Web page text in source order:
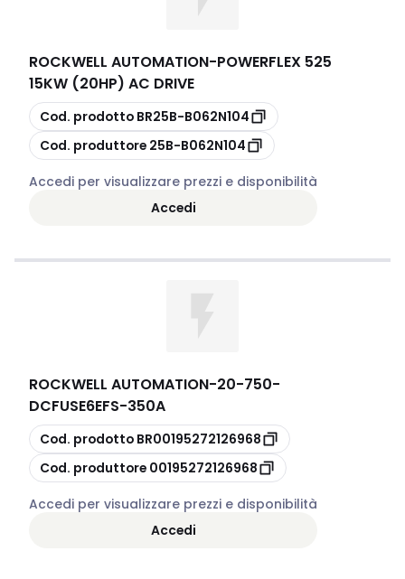
ROCKWELL AUTOMATION-POWERFLEX 525
15KW (20HP) AC DRIVE
copia
Cod. prodotto BR25B-B062N104
copia
Cod. produttore 25B-B062N104
Accedi per visualizzare prezzi e disponibilità
Accedi
ROCKWELL AUTOMATION-20-750-
DCFUSE6EFS-350A
copia
Cod. prodotto BR00195272126968
copia
Cod. produttore 00195272126968
Accedi per visualizzare prezzi e disponibilità
Accedi